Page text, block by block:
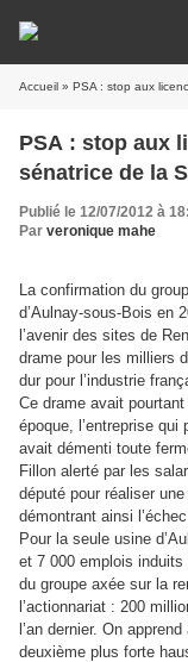
Accueil » PSA : stop aux
PSA : stop aux
sénatrice de la
Publié le 12/07/2012 à
Par veronique mahe
La confirmation du
d’Aulnay-sous-Bois en
l’avenir des sites de
drame pour les milliers
dur pour l’industrie
Ce drame avait
époque, l’entreprise
avait démenti toute
Fillon alerté par les
député pour réaliser
démontrant ainsi
Pour la seule usine
et 7 000 emplois induits
du groupe axée sur la
l’actionnariat : 200
l’an dernier. On
deuxième plus forte